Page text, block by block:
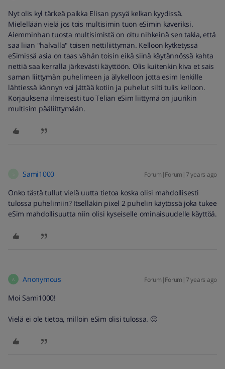
Nyt olis kyl tärkeä paikka Elisan pysyä kelkan kyydissä.
Mielellään vielä jos tois multisimin tuon eSimin kaveriksi.
Aiemminhan tuosta multisimistä on oltu nihkeinä sen takia, että
saa liian "halvalla" toisen nettiliittymän. Kelloon kytketyssä
eSimissä asia on taas vähän toisin eikä siinä käytännössä kahta
nettiä saa kerralla järkevästi käyttöön. Olis kuitenkin kiva et sais
saman liittymän puhelimeen ja älykelloon jotta esim lenkille
lähtiessä kännyn voi jättää kotiin ja puhelut silti tulis kelloon.
Korjauksena ilmeisesti tuo Telian eSim liittymä on juurikin
multisim pääliittymään.
Sami1000 Forum|Forum|7 years ago
Onko tästä tullut vielä uutta tietoa koska olisi mahdollisesti
tulossa puhelimiin? Itselläkin pixel 2 puhelin käytössä joka tukee
eSim mahdollisuutta niin olisi kyseiselle ominaisuudelle käyttöä.
A Anonymous Forum|Forum|7 years ago
Moi Sami1000!
Vielä ei ole tietoa, milloin eSim olisi tulossa. 🙂